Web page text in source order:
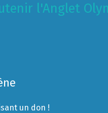
l'Anglet
un don !